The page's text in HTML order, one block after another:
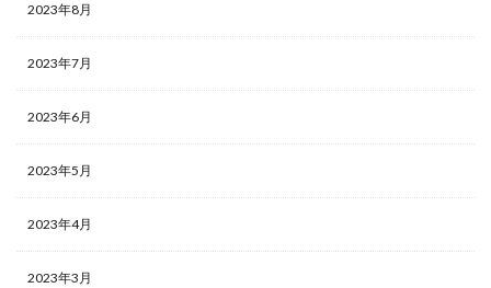
2023年8月
2023年7月
2023年6月
2023年5月
2023年4月
2023年3月